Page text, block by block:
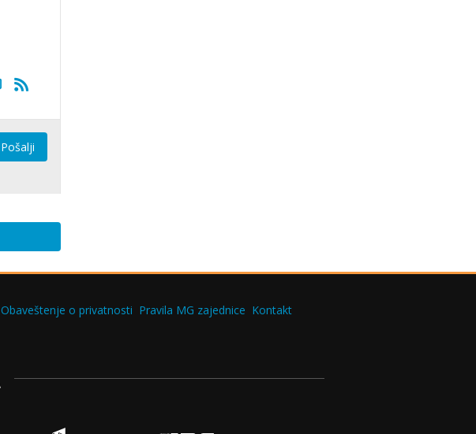
Pošalji
Obaveštenje o privatnosti Pravila MG zajednice Kontakt